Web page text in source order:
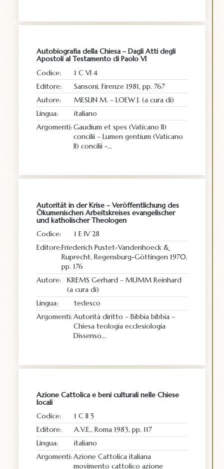
Autobiografia della Chiesa – Dagli Atti degli
Apostoli al Testamento di Paolo VI
Codice:
1 C VI 4
Editore:
Sansoni, Firenze 1981, pp. 767
Autore:
MESLIN M. – LOEW J. (a cura di)
Lingua:
italiano
Argomenti:Gaudium et spes (Vaticano II)
concilii – Lumen gentium (Vaticano
II) concilii -…
Autorität in der Krise – Veröffentlichung des
Ökumenischen Arbeitskreises evangelischer
und katholischer Theologen
Codice:
1 E IV 28
Editore:Friederich Pustet-Vandenhoeck &
Ruprecht, Regensburg-Göttingen 1970,
pp. 176
Autore:
KREMS Gerhard – MUMM Reinhard
(a cura di)
Lingua:
tedesco
Argomenti:Autorità diritto – Bibbia bibbia –
Chiesa teologia ecclesiologia
Dissenso…
Azione Cattolica e beni culturali nelle Chiese
locali
Codice:
1 C II 5
Editore:
A.V.E., Roma 1983, pp. 117
Lingua:
italiano
Argomenti:Azione Cattolica italiana
movimento cattolico azione